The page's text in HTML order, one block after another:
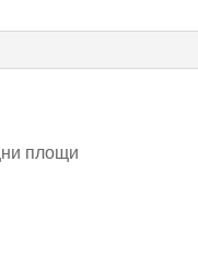
площи